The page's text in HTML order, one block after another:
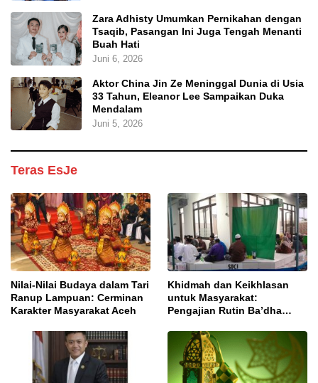
Zara Adhisty Umumkan Pernikahan dengan
Tsaqib, Pasangan Ini Juga Tengah Menanti
Buah Hati
Juni 6, 2026
Aktor China Jin Ze Meninggal Dunia di Usia
33 Tahun, Eleanor Lee Sampaikan Duka
Mendalam
Juni 5, 2026
Teras EsJe
Nilai-Nilai Budaya dalam Tari
Ranup Lampuan: Cerminan
Karakter Masyarakat Aceh
Khidmah dan Keikhlasan
untuk Masyarakat:
Pengajian Rutin Ba’dha